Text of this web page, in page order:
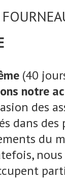
(40
notre
des
dans des
du